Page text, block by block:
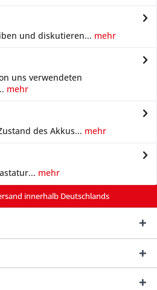
und diskutieren... mehr
uns verwendeten
mehr
des Akkus... mehr
mehr
innerhalb Deutschlands